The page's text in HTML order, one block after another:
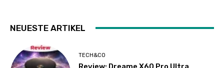
NEUESTE ARTIKEL
TECH&CO